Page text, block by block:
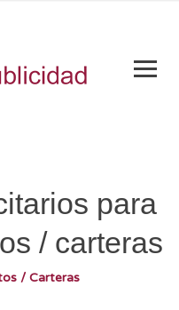
para
/ carteras
/ Carteras